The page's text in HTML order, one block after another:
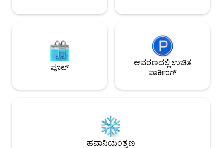
ಪೂಲ್
ಆವರಣದಲ್ಲಿ ಉಚಿತ
ಪಾರ್ಕಿಂಗ್
ಹವಾನಿಯಂತ್ರಣ